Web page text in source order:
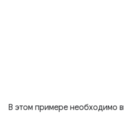
В этом примере необходимо